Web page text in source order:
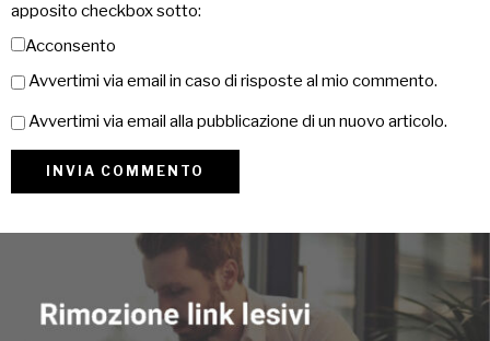
apposito checkbox sotto:
Acconsento
Avvertimi via email in caso di risposte al mio commento.
Avvertimi via email alla pubblicazione di un nuovo articolo.